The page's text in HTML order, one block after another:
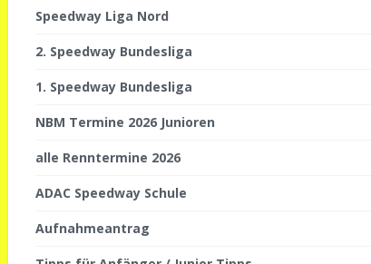
Speedway Liga Nord
2. Speedway Bundesliga
1. Speedway Bundesliga
NBM Termine 2026 Junioren
alle Renntermine 2026
ADAC Speedway Schule
Aufnahmeantrag